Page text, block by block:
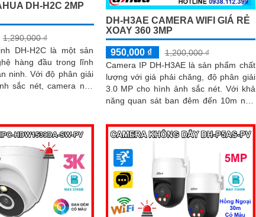
DH-H2C 2MP
1,290,000 ₫
DH-H2C là một sản
hàng đầu trong lĩnh
phân giải
sắc nét, camera này
DH-H3AE CAMERA WIFI GIÁ RẺ
XOAY 360 3MP
950,000 ₫
1,200,000 ₫
Camera IP DH-H3AE là sản phẩm chất
lượng với giá phải chăng, độ phân giải
3.0 MP cho hình ảnh sắc nét. Với khả
năng quan sát ban đêm đến 10m nhờ